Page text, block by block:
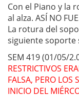
Con el Piano y la
al alza. ASÍ NO
La rotura del
siguiente soporte
SEM 419 (01/05/
RESTRICTIVOS
FALSA, PERO LOS
INICIO DEL